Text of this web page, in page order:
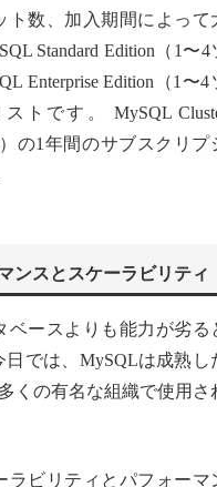
ト数、加入期間によって
Standard Edition（1〜4
Enterprise Edition（1〜4
トです。 MySQL
の1年間のサブスクリプ
ンスとスケーラビリティ
ベースよりも能力が劣る
では、MySQLは成熟し
くの有名な組織で使用さ
ラビリティとパフォーマ